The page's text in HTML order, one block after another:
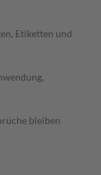
Etiketten und
bleiben